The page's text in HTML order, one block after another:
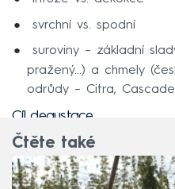
svrchní vs. spodní
suroviny – základní
pražený...) a chmely
odrůdy – Citra,
Cíl degustace
Čtěte také